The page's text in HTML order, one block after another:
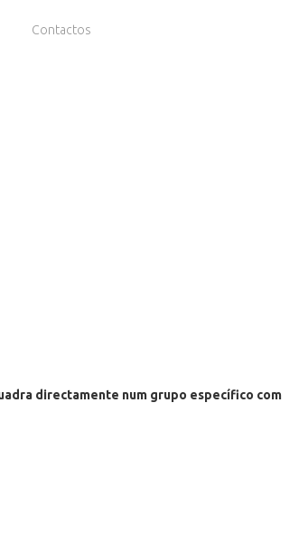
Contactos
directamente num grupo específico com